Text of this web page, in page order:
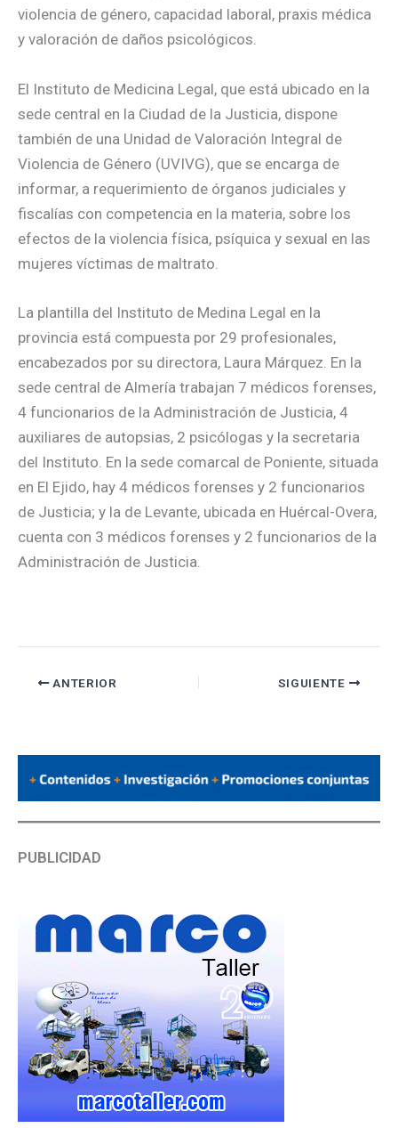
violencia de género, capacidad laboral, praxis médica
y valoración de daños psicológicos.
El Instituto de Medicina Legal, que está ubicado en la
sede central en la Ciudad de la Justicia, dispone
también de una Unidad de Valoración Integral de
Violencia de Género (UVIVG), que se encarga de
informar, a requerimiento de órganos judiciales y
fiscalías con competencia en la materia, sobre los
efectos de la violencia física, psíquica y sexual en las
mujeres víctimas de maltrato.
La plantilla del Instituto de Medina Legal en la
provincia está compuesta por 29 profesionales,
encabezados por su directora, Laura Márquez. En la
sede central de Almería trabajan 7 médicos forenses,
4 funcionarios de la Administración de Justicia, 4
auxiliares de autopsias, 2 psicólogas y la secretaria
del Instituto. En la sede comarcal de Poniente, situada
en El Ejido, hay 4 médicos forenses y 2 funcionarios
de Justicia; y la de Levante, ubicada en Huércal-Overa,
cuenta con 3 médicos forenses y 2 funcionarios de la
Administración de Justicia.
ANTERIOR SIGUIENTE
PUBLICIDAD